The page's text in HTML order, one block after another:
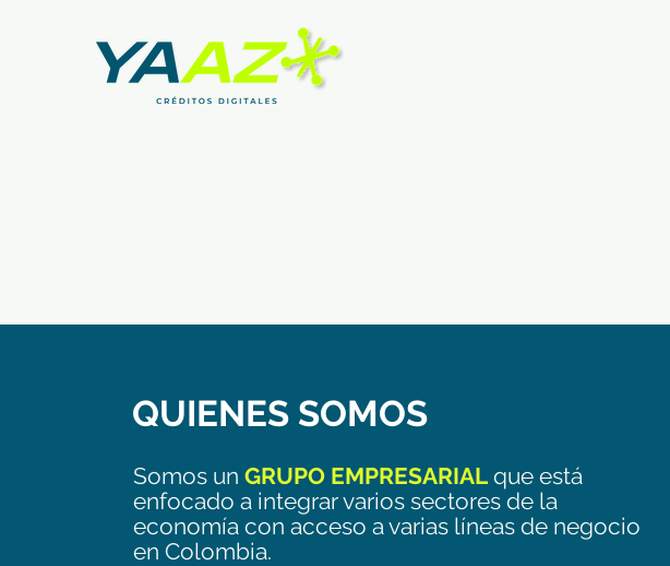
QUIENES SOMOS
Somos un GRUPO EMPRESARIAL que está
enfocado a integrar varios sectores de la
economía con acceso a varias líneas de negocio
en Colombia.